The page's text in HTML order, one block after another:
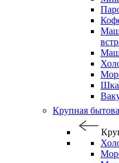
Крупная